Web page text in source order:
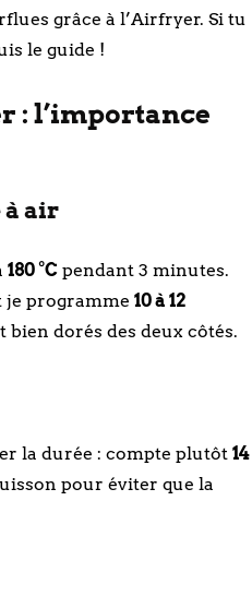
grâce à l’Airfryer. Si tu
le guide !
: l’importance
à air
180 °C pendant 3 minutes.
je programme 10 à 12
dorés des deux côtés.
la durée : compte plutôt 14
pour éviter que la